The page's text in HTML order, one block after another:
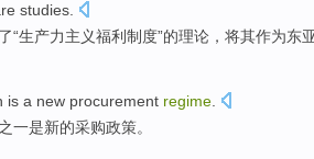
studies.
“生产力主义福利 制度”的理论 ，将其作为东
is a new procurement regime
一是新的采购政策。